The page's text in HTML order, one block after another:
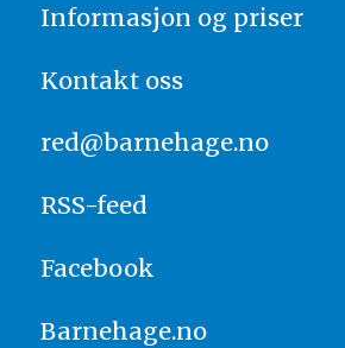
Informasjon og priser
Kontakt oss
red@barnehage.no
RSS-feed
Facebook
Barnehage.no